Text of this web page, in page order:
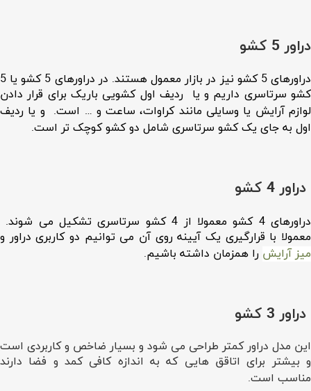
دراور 5 کشو
دراورهای 5 کشو نیز در بازار معمول هستند. در دراورهای 5 کشو یا 5
کشو سرتاسری داریم و یا ردیف اول کشویی باریک برای قرار دادن
لوازم آرایش یا وسایلی مانند کراوات، ساعت و … است. و یا ردیف
اول به جای یک کشو سرتاسری شامل دو کشو کوچک تر است.
دراور 4 کشو
دراورهای 4 کشو معمولا از 4 کشو سرتاسری تشکیل می شوند.
معمولا با قرارگیری یک آیینه روی آن می توانیم دو کاربری دراور و
میز آرایش را همزمان داشته باشیم.
دراور 3 کشو
این مدل دراور کمتر طراحی می شود و بسیار ضاخص و کاربردی است
و بیشتر برای اتاقق هایی که به اندازه کافی کمد و فضا دارند
مناسب است.